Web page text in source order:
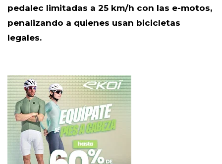
pedalec limitadas a 25 km/h con las e-motos,
penalizando a quienes usan bicicletas
legales.